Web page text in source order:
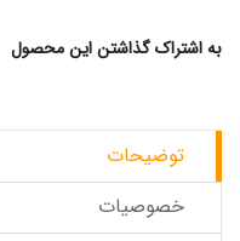
به اشتراک گذاشتن این محصول
توضیحات
خصوصیات